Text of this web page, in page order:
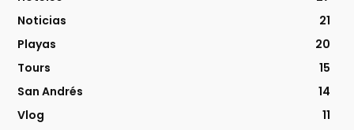
Noticias
21
Playas
20
Tours
15
San Andrés
14
Vlog
11